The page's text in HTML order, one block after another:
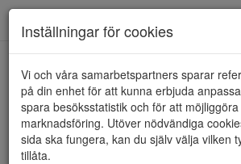
HEM CC RESORT
Inställningar för cookies
Vi och våra samarbetspartners sparar
på din enhet för att kunna erbjuda
spara besöksstatistik och för att
marknadsföring. Utöver nödvändiga
sida ska fungera, kan du själv välja vilken
tillåta.